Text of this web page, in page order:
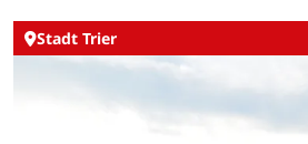
Stadt Trier